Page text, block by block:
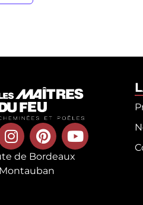
de Bordeaux